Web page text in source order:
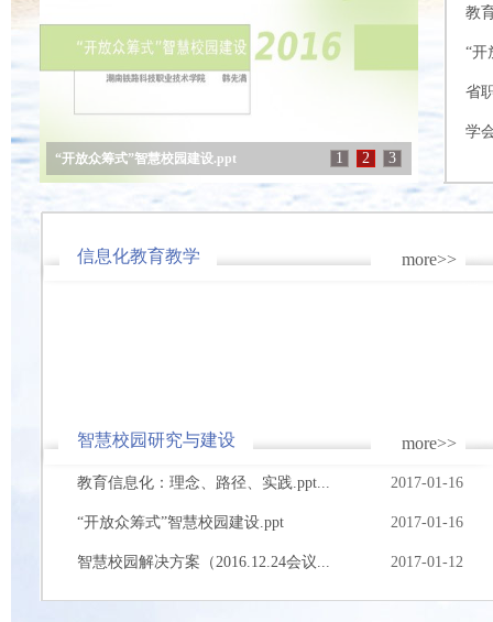
“开放众筹式”智慧校园建设.ppt 1 2 3
教
“开
省
学
信息化教育教学 more>>
智慧校园研究与建设 more>>
教育信息化：理念、路径、实践.ppt... 2017-01-16
“开放众筹式”智慧校园建设.ppt 2017-01-16
智慧校园解决方案（2016.12.24会议... 2017-01-12